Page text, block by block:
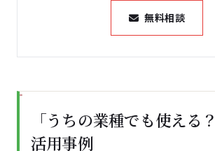
無料相談
「うちの業種でも使える
活用事例